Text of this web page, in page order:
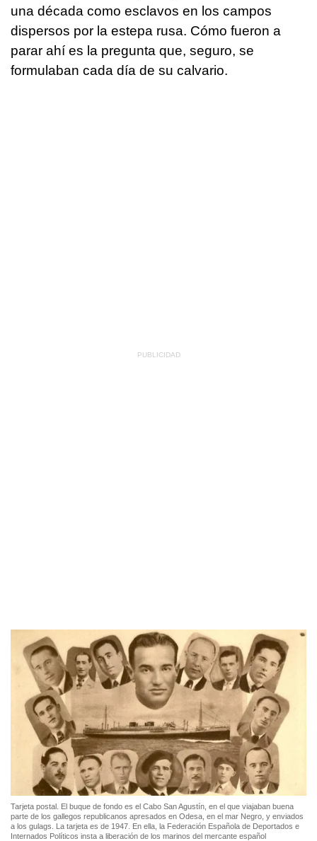
una década como esclavos en los campos
dispersos por la estepa rusa. Cómo fueron a
parar ahí es la pregunta que, seguro, se
formulaban cada día de su calvario.
Tarjeta postal. El buque de fondo es el Cabo San Agustín, en el que viajaban buena
parte de los gallegos republicanos apresados en Odesa, en el mar Negro, y enviados
a los gulags. La tarjeta es de 1947. En ella, la Federación Española de Deportados e
Internados Políticos insta a liberación de los marinos del mercante español